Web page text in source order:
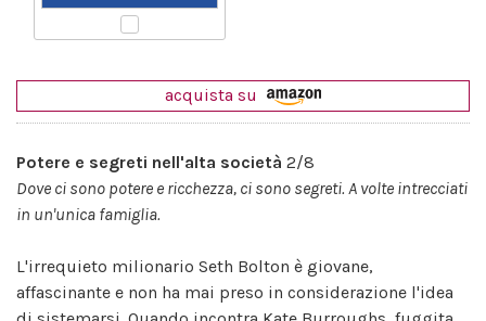
acquista su
Potere e segreti nell'alta società 2/8
Dove ci sono potere e ricchezza, ci sono segreti. A volte intrecciati
in un'unica famiglia.
L'irrequieto milionario Seth Bolton è giovane,
affascinante e non ha mai preso in considerazione l'idea